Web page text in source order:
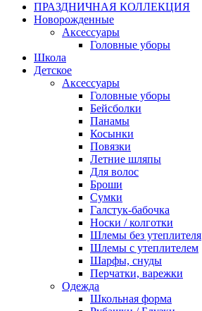
ПРАЗДНИЧНАЯ КОЛЛЕКЦИЯ
Новорожденные
Аксессуары
Головные уборы
Школа
Детское
Аксессуары
Головные уборы
Бейсболки
Панамы
Косынки
Повязки
Летние шляпы
Для волос
Броши
Сумки
Галстук-бабочка
Носки / колготки
Шлемы без утеплителя
Шлемы с утеплителем
Шарфы, снуды
Перчатки, варежки
Одежда
Школьная форма